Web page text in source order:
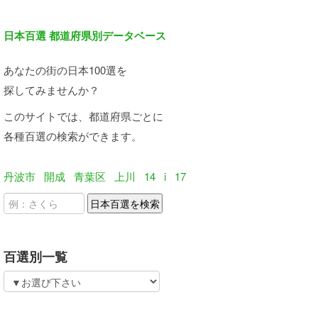
日本百選 都道府県別データベース
あなたの街の日本100選を
探してみませんか？
このサイトでは、都道府県ごとに
各種百選の検索ができます。
丹波市 開成 青葉区 上川 14 i 17
百選別一覧